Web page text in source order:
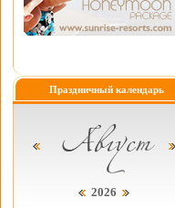
Праздничный календарь
2026